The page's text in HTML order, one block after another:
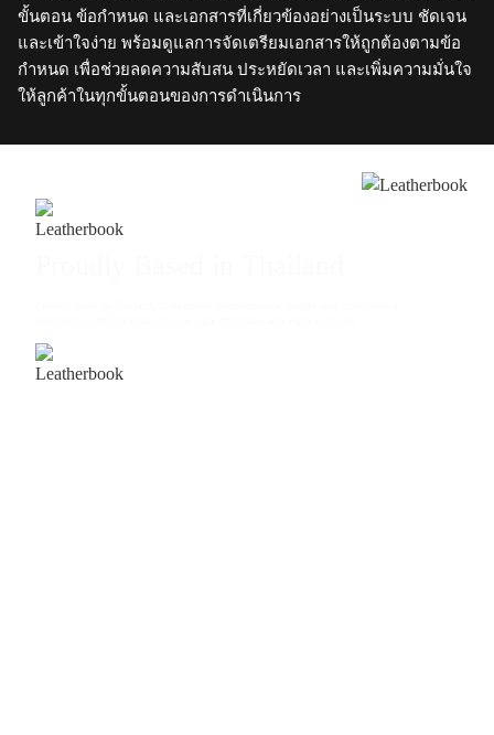
ขั้นตอน ข้อกำหนด และเอกสารที่เกี่ยวข้องอย่างเป็นระบบ ชัดเจน
และเข้าใจง่าย พร้อมดูแลการจัดเตรียมเอกสารให้ถูกต้องตามข้อ
กำหนด เพื่อช่วยลดความสับสน ประหยัดเวลา และเพิ่มความมั่นใจ
ให้ลูกค้าในทุกขั้นตอนของการดำเนินการ